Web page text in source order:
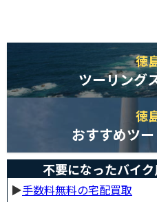
徳
ツーリング
徳
おすすめツ
不要になったバイ
▶︎手数料無料の宅配買取